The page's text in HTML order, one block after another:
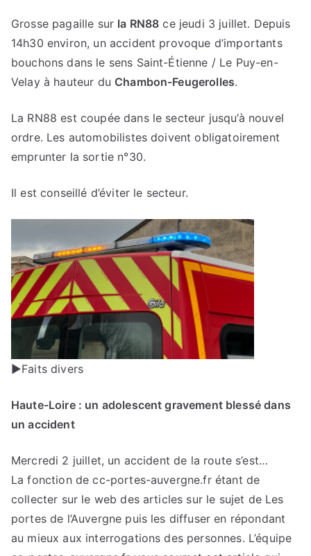
Grosse pagaille sur la RN88 ce jeudi 3 juillet. Depuis
14h30 environ, un accident provoque d’importants
bouchons dans le sens Saint-Étienne / Le Puy-en-
Velay à hauteur du Chambon-Feugerolles.
La RN88 est coupée dans le secteur jusqu’à nouvel
ordre. Les automobilistes doivent obligatoirement
emprunter la sortie n°30.
Il est conseillé d’éviter le secteur.
►Faits divers
Haute-Loire : un adolescent gravement blessé dans
un accident
Mercredi 2 juillet, un accident de la route s’est…
La fonction de cc-portes-auvergne.fr étant de
collecter sur le web des articles sur le sujet de Les
portes de l’Auvergne puis les diffuser en répondant
au mieux aux interrogations des personnes. L’équipe